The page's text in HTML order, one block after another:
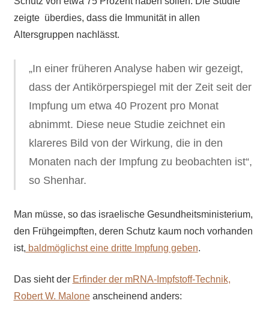
zeigte überdies, dass die Immunität in allen
Altersgruppen nachlässt.
„In einer früheren Analyse haben wir gezeigt,
dass der Antikörperspiegel mit der Zeit seit der
Impfung um etwa 40 Prozent pro Monat
abnimmt. Diese neue Studie zeichnet ein
klareres Bild von der Wirkung, die in den
Monaten nach der Impfung zu beobachten ist“,
so Shenhar.
Man müsse, so das israelische Gesundheitsministerium,
den Frühgeimpften, deren Schutz kaum noch vorhanden
ist, baldmöglichst eine dritte Impfung geben.
Das sieht der Erfinder der mRNA-Impfstoff-Technik,
Robert W. Maloneanscheinend anders: